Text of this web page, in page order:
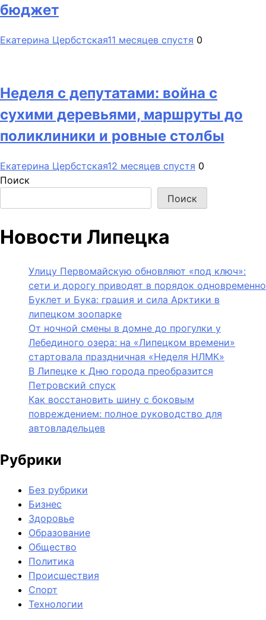
бюджет
Екатерина Цербстская11 месяцев спустя 0
Неделя с депутатами: война с
сухими деревьями, маршруты до
поликлиники и ровные столбы
Екатерина Цербстская12 месяцев спустя 0
Поиск
Поиск
Новости Липецка
Улицу Первомайскую обновляют «под ключ»:
сети и дорогу приводят в порядок одновременно
Буклет и Бука: грация и сила Арктики в
липецком зоопарке
От ночной смены в домне до прогулки у
Лебединого озера: на «Липецком времени»
стартовала праздничная «Неделя НЛМК»
В Липецке к Дню города преобразится
Петровский спуск
Как восстановить шину с боковым
повреждением: полное руководство для
автовладельцев
Рубрики
Без рубрики
Бизнес
Здоровье
Образование
Общество
Политика
Происшествия
Спорт
Технологии